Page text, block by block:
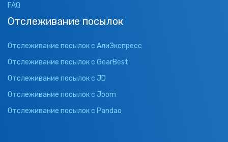
FAQ
Отслеживание посылок
Отслеживание посылок с АлиЭкспресс
Отслеживание посылок с GearBest
Отслеживание посылок с JD
Отслеживание посылок с Joom
Отслеживание посылок с Pandao